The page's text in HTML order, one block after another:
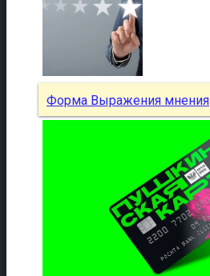
Форма Выражения мнения